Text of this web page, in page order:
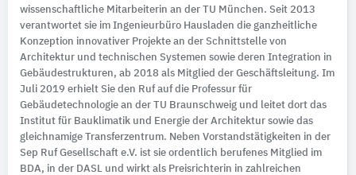
wissenschaftliche Mitarbeiterin an der TU München. Seit 2013
verantwortet sie im Ingenieurbüro Hausladen die ganzheitliche
Konzeption innovativer Projekte an der Schnittstelle von
Architektur und technischen Systemen sowie deren Integration in
Gebäudestrukturen, ab 2018 als Mitglied der Geschäftsleitung. Im
Juli 2019 erhielt Sie den Ruf auf die Professur für
Gebäudetechnologie an der TU Braunschweig und leitet dort das
Institut für Bauklimatik und Energie der Architektur sowie das
gleichnamige Transferzentrum. Neben Vorstandstätigkeiten in der
Sep Ruf Gesellschaft e.V. ist sie ordentlich berufenes Mitglied im
BDA, in der DASL und wirkt als Preisrichterin in zahlreichen